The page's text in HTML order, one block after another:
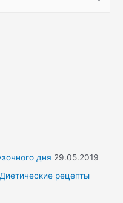
дня 29.05.2019
рецепты